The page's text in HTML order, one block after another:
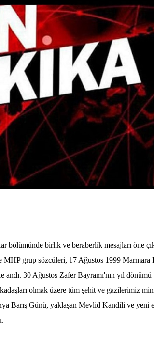
bölümünde birlik ve beraberlik mesajları öne
grup sözcüleri, 17 Ağustos 1999 Marmara
andı. 30 Ağustos Zafer Bayramı'nın yıl
olmak üzere tüm şehit ve gazilerimiz
Barış Günü, yaklaşan Mevlid Kandili ve yeni